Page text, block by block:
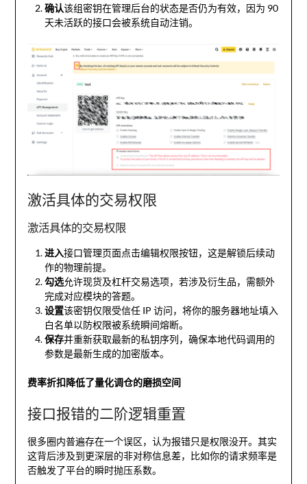
确认该组密钥在管理后台的状态是否仍为有效，因为 90
天未活跃的接口会被系统自动注销。
激活具体的交易权限
激活具体的交易权限
进入接口管理页面点击编辑权限按钮，这是解锁后续动
作的物理前提。
勾选允许现货及杠杆交易选项，若涉及衍生品，需额外
完成对应模块的答题。
设置该密钥仅限受信任 IP 访问，将你的服务器地址填入
白名单以防权限被系统瞬间熔断。
保存并重新获取最新的私钥序列，确保本地代码调用的
参数是最新生成的加密版本。
费率折扣降低了量化调仓的磨损空间
接口报错的二阶逻辑重置
很多圈内普遍存在一个误区，认为报错只是权限没开。其实
这背后涉及到更深层的非对称信息差，比如你的请求频率是
否触发了平台的瞬时抛压系数。